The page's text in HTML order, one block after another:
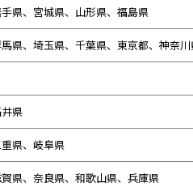
県、宮城県、山形県、福島県
県、埼玉県、千葉県、東京都、神奈
県
県、 岐阜県
県、奈良県、和歌山県、兵庫県